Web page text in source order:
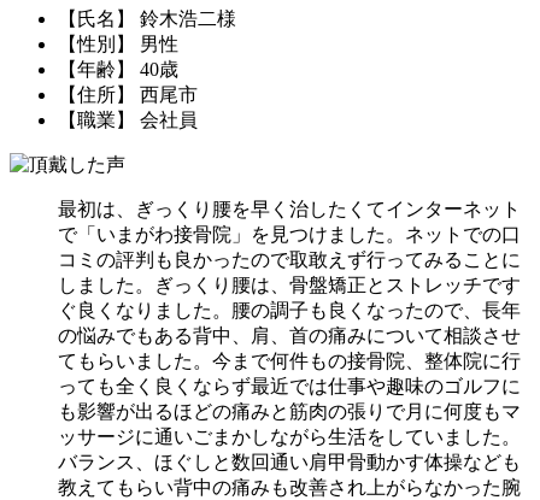
【氏名】 鈴木浩二様
【性別】 男性
【年齢】 40歳
【住所】 西尾市
【職業】 会社員
最初は、ぎっくり腰を早く治したくてインターネット
で「いまがわ接骨院」を見つけました。ネットでの口
コミの評判も良かったので取敢えず行ってみることに
しました。ぎっくり腰は、骨盤矯正とストレッチです
ぐ良くなりました。腰の調子も良くなったので、長年
の悩みでもある背中、肩、首の痛みについて相談させ
てもらいました。今まで何件もの接骨院、整体院に行
っても全く良くならず最近では仕事や趣味のゴルフに
も影響が出るほどの痛みと筋肉の張りで月に何度もマ
ッサージに通いごまかしながら生活をしていました。
バランス、ほぐしと数回通い肩甲骨動かす体操なども
教えてもらい背中の痛みも改善され上がらなかった腕